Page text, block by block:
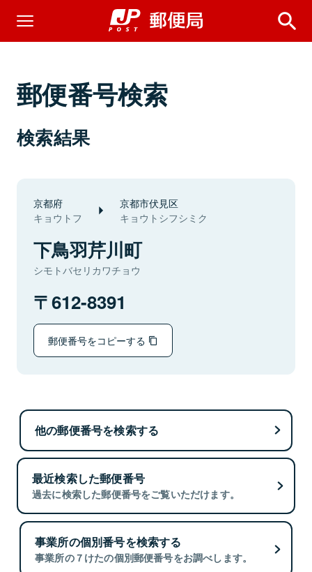
郵便番号検索
検索結果
京都府
キョウトフ
京都市伏見区
キョウトシフシミク
下鳥羽芹川町
シモトバセリカワチョウ
612-8391
郵便番号をコピーする
他の郵便番号を検索する
最近検索した郵便番号
過去に検索した郵便番号をご覧いただけます。
事業所の個別番号を検索する
事業所の７けたの個別郵便番号をお調べします。